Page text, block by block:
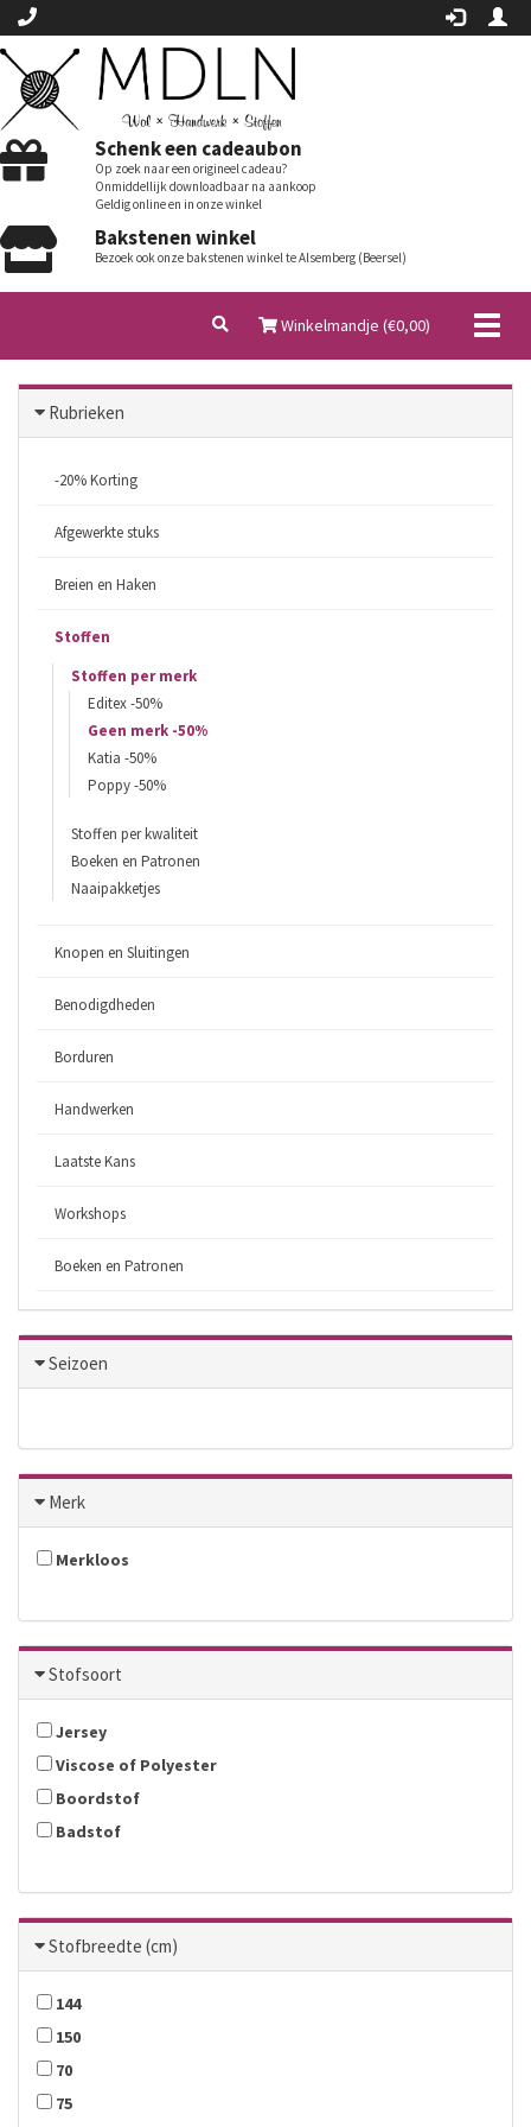
Schenk een cadeaubon
Op zoek naar een origineel cadeau?
Onmiddellijk downloadbaar na aankoop
Geldig online en in onze winkel
Bakstenen winkel
Bezoek ook onze bakstenen winkel te Alsemberg (Beersel)
Winkelmandje (€0,00)
Rubrieken
-20% Korting
Afgewerkte stuks
Breien en Haken
Stoffen
Stoffen per merk
Editex -50%
Geen merk -50%
Katia -50%
Poppy -50%
Stoffen per kwaliteit
Boeken en Patronen
Naaipakketjes
Knopen en Sluitingen
Benodigdheden
Borduren
Handwerken
Laatste Kans
Workshops
Boeken en Patronen
Seizoen
Merk
Merkloos
Stofsoort
Jersey
Viscose of Polyester
Boordstof
Badstof
Stofbreedte (cm)
144
150
70
75